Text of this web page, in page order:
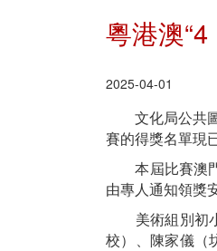
粵港澳
2025-04-01
文化局公共
賽的得獎名單現
本屆比賽澳門
由專人通知領獎
美術組別初小
校）、陳家儀（